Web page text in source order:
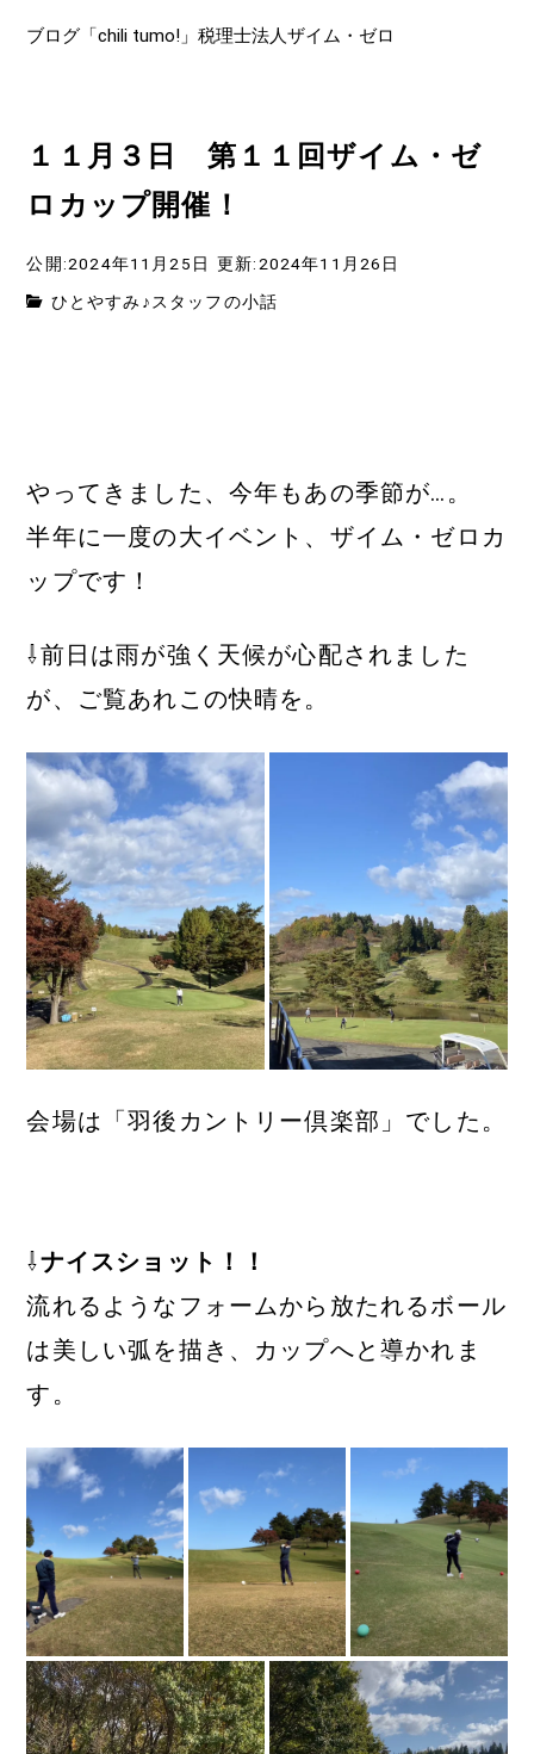
ブログ「chili tumo!」税理士法人ザイム・ゼロ
１１月３日 第１１回ザイム・ゼ
ロカップ開催！
公開:2024年11月25日 更新:2024年11月26日
ひとやすみ♪スタッフの小話
やってきました、今年もあの季節が…。
半年に一度の大イベント、ザイム・ゼロカ
ップです！
⇩前日は雨が強く天候が心配されました
が、ご覧あれこの快晴を。
会場は「羽後カントリー倶楽部」でした。
⇩ナイスショット！！
流れるようなフォームから放たれるボール
は美しい弧を描き、カップへと導かれま
す。